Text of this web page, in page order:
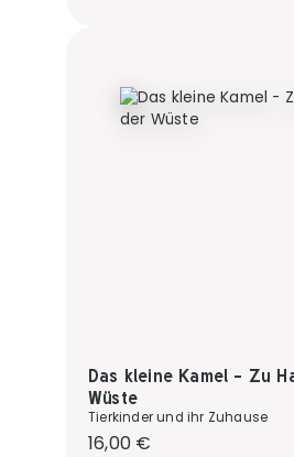
Das kleine Kamel - Zu
Wüste
Tierkinder und ihr Zuhause
Regulärer Preis:
16,00 €